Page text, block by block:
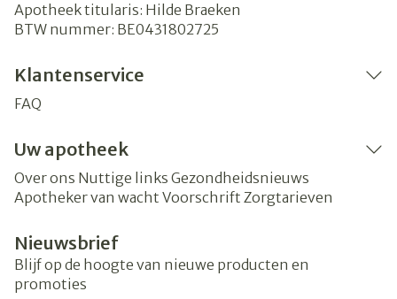
Apotheek titularis: Hilde Braeken
BTW nummer: BE0431802725
Klantenservice
FAQ
Uw apotheek
Over ons Nuttige links Gezondheidsnieuws
Apotheker van wacht Voorschrift Zorgtarieven
Nieuwsbrief
Blijf op de hoogte van nieuwe producten en
promoties